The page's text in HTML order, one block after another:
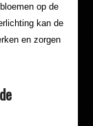
op de
kan de
en zorgen